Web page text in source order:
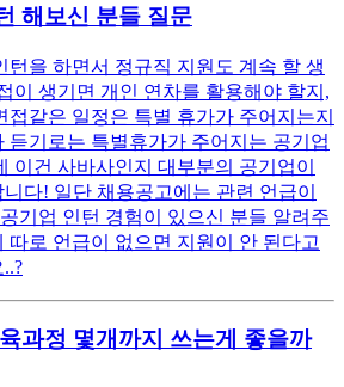
해보신 분들 질문
턴을 하면서 정규직 지원도 계속 할 생
이 생기면 개인 연차를 활용해야 할지,
접같은 일정은 특별 휴가가 주어지는지
듣기로는 특별휴가가 주어지는 공기업
이건 사바사인지 대부분의 공기업이
다! 일단 채용공고에는 관련 언급이
공기업 인턴 경험이 있으신 분들 알려주
따로 언급이 없으면 지원이 안 된다고
과정 몇개까지 쓰는게 좋을까